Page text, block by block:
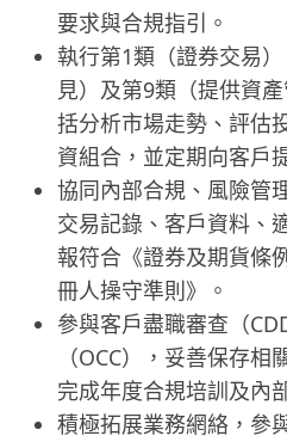
要求與合規指引。
執行第1類（證券交易
見）及第9類（提供資
括分析市場走勢、評估
資組合，並定期向客戶
協同內部合規、風險管
交易記錄、客戶資料、
報符合《證券及期貨條
冊人操守準則》。
參與客戶盡職審查（
（OCC），妥善保存
完成年度合規培訓及內
積極拓展業務網絡，參